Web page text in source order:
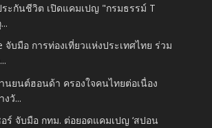
ะกันชีวิต เปิดแคมเปญ "กรมธรรม์ T
จับมือ การท่องเที่ยวแห่งประเทศไทย ร่วม
นยนต์ฮอนด้า ครองใจคนไทยต่อเนื่อง
งวั...
ร์ จับมือ กทม. ต่อยอดแคมเปญ ‘สปอน